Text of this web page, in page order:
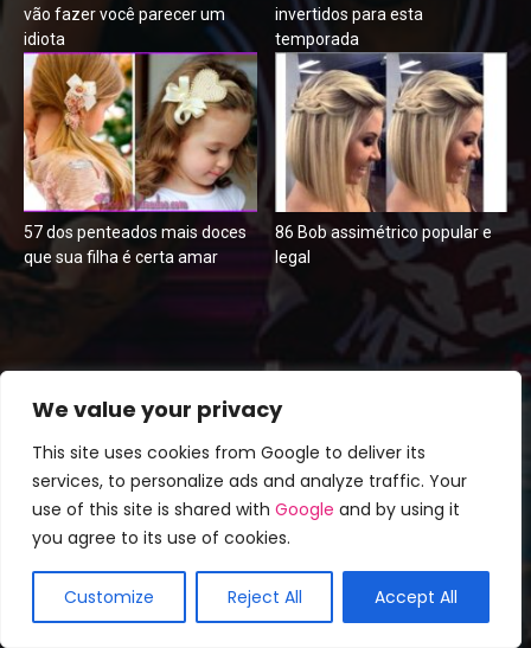
We value your privacy
This site uses cookies from Google to deliver its
services, to personalize ads and analyze traffic. Your
use of this site is shared with Google and by using it
you agree to its use of cookies.
Customize Reject All Accept All
vão fazer você parecer um
idiota
invertidos para esta
temporada
57 dos penteados mais doces
que sua filha é certa amar
86 Bob assimétrico popular e
legal
Tags
cabelos camadas casamento cavalo
Comprimento Cores corte Cortes curto
curtos Diferentes
encaracolados Estilo Estilos faceis franja Fácil
homens Idéias